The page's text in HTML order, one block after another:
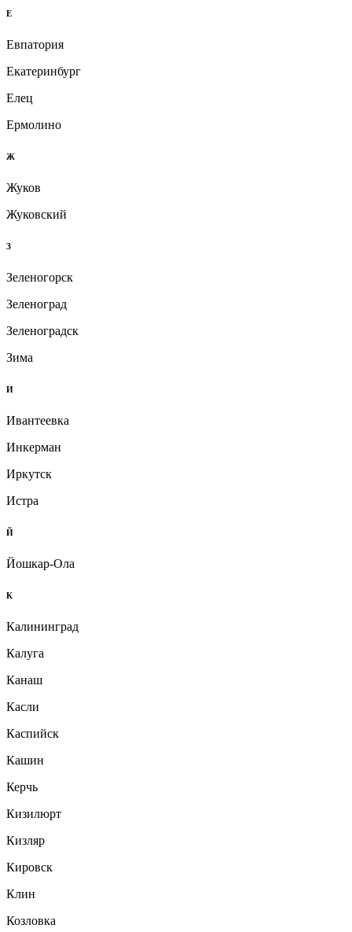
Е
Евпатория
Екатеринбург
Елец
Ермолино
Ж
Жуков
Жуковский
З
Зеленогорск
Зеленоград
Зеленоградск
Зима
И
Ивантеевка
Инкерман
Иркутск
Истра
Й
Йошкар-Ола
К
Калининград
Калуга
Канаш
Касли
Каспийск
Кашин
Керчь
Кизилюрт
Кизляр
Кировск
Клин
Козловка